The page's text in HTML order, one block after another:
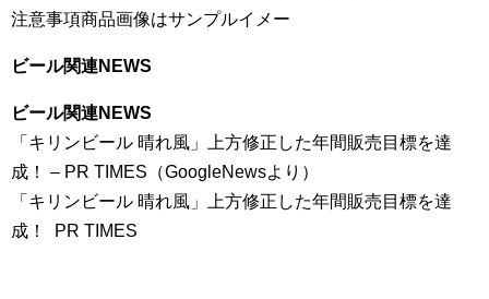
注意事項商品画像はサンプルイメー
ビール関連NEWS
ビール関連NEWS
「キリンビール 晴れ風」上方修正した年間販売目標を達
成！ – PR TIMES（GoogleNewsより）
「キリンビール 晴れ風」上方修正した年間販売目標を達
成！ PR TIMES